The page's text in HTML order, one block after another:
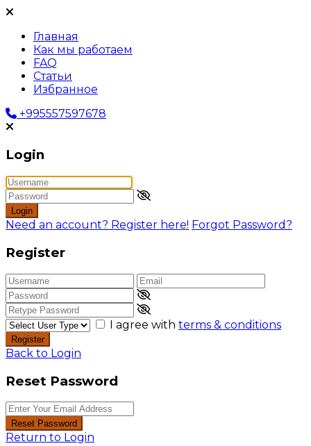
Главная
Как мы работаем
FAQ
Статьи
Избранное
+995557597678
Login
Login
Need an account? Register here! Forgot Password?
Register
I agree with terms & conditions
Register
Back to Login
Reset Password
Reset Password
Return to Login